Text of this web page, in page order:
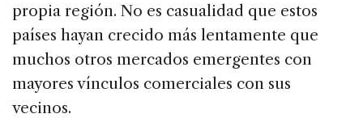
propia región. No es casualidad que estos
países hayan crecido más lentamente que
muchos otros mercados emergentes con
mayores vínculos comerciales con sus
vecinos.